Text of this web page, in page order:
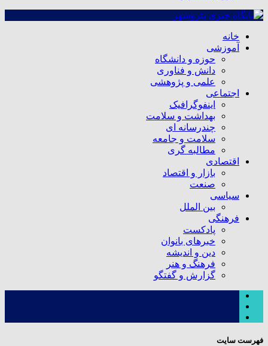
خانه
آموزشی
حوزه و دانشگاه
دانش و فناوری
علمی و پژوهشی
اجتماعی
اینفوگرافیک
بهداشت و سلامت
چندرسانه ای
سلامت و جامعه
مطالبه گری
اقتصادی
بازار و اقتصاد
صنعت
سیاسی
بین الملل
فرهنگی
پادکست
خبرهای بانوان
دین و اندیشه
فرهنگ و هنر
گزارش و گفتگو
فهرست سایت